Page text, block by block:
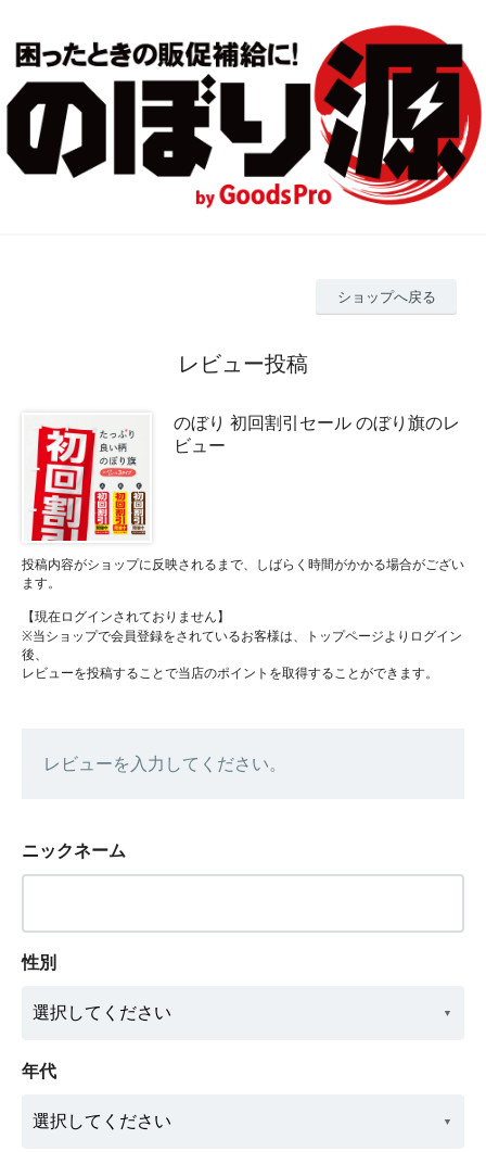
ショップへ戻る
レビュー投稿
のぼり 初回割引セール のぼり旗のレ
ビュー
投稿内容がショップに反映されるまで、しばらく時間がかかる場合がござい
ます。
【現在ログインされておりません】
※当ショップで会員登録をされているお客様は、トップページよりログイン
後、
レビューを投稿することで当店のポイントを取得することができます。
レビューを入力してください。
ニックネーム
性別
年代